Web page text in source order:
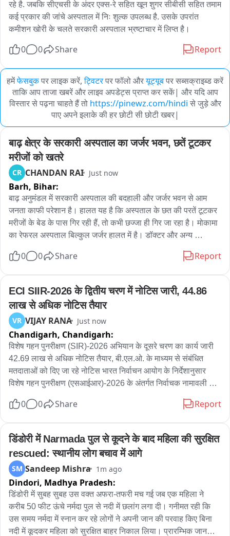
रहे है. जबकि सीएचसी के अंदर एक्स-रे सहित खून शुगर सीबीसी सहित तमाम
कई प्रकार की जांचे अस्पताल में निः शुल्क उपलब्ध है. उसके उपरांत
कमीशन खोरी के चलते सरकारी अस्पताल भ्रष्टाचार में लिप्त है।
0
0 Share Report
हमेंफेसबुकपर लाइक करें, ट्विटरपर फॉलो औरयूट्यूबपर सब्सक्राइब्ड करें
ताकि आप ताजा खबरें और लाइव अपडेट्स प्राप्त कर सकें| और यदि आप
विस्तार से पढ़ना चाहते हैं तो https://pinewz.com/hindi से जुड़े और
पाए अपने इलाके की हर छोटी सी छोटी खबर|
बाढ़ क्षेत्र के सरकारी अस्पताल का जर्जर भवन, छतें टूटकर
मरीजों को खतरे
CR CHANDAN RAI Just now
Barh, Bihar:
बाढ़ अनुमंडल में सरकारी अस्पताल की बदहाली और जर्जर भवन से आम
जनता काफी परेशान है। हालत यह है कि अस्पताल के छत की परतें टूटकर
मरीजों के बेड के पास गिर रही हैं, तो कभी छज्जा ही गिर जा रहा है। मोकामा
का रेफरल अस्पताल बिल्कुल जर्जर हालत में है। डॉक्टर और अन्य
मजबूर हैं। बारिश में स्थिति और बदतर हो जाती है। अस्पताल में हर जगह से
तक में फ़ैल जाती है। वहीं पंखे के आस पास का प्लास्टर गिर जाने से उसके
कभी भी नीचे गिर जाने का खतरा बना रहता है। प्रभारी चिकित्सा
पदाधिकारी डॉ वैद्यनाथ कुमार ने बताया कि अधिकारियों को कई बार जर्जर
भवन की हालत की जानकारी दी गई, लेकिन आज तक कोई ध्यान नहीं दिया
गया। हाल में एक मरीज और एक्सरे टेक्निशियन पर भी छज्जा टूटकर गिर
गया था। आए दिन छत का प्लास्टर टूट कर किसी न किसी पर गिरता रहता
है। अस्पताल की लचर हालत और खंडहर भवन को लेकर मरीजों ने भी कई
बार शिकायत की। अस्पताल की दयनीय स्थिति से लोगों में काफ़ी आक्रोश
है। ऐसे में स्वास्थ्य विभाग के सारे दावे खोखले साबित हो रहे हैं। बाइट - डॉ
टेक्निशियन(जख़्मी)
0 0 Share Report
ECI SIIR-2026 के द्वितीय चरण में नोटिस जारी, 44.86
लाख से अधिक नोटिस तैयार
VR VIJAY RANA Just now
Chandigarh, Chandigarh:
विशेष गहन पुनरीक्षण (SIR)-2026 अभियान के दूसरे चरण का कार्य जारी
42.69 लाख से अधिक नोटिस तैयार, बी.एल.ओ. के माध्यम से संबंधित
मतदाताओं को दिए जा रहे नोटिस भारत निर्वाचन आयोग के निर्देशानुसार
विशेष गहन पुनरीक्षण (एसआईआर)-2026 के अंतर्गत निर्वाचक नामावली को
तहत सत्यापन से शेष (Unmapped) मतदाताओं व विभिन्न प्रकार की
हरियाणा के मुख्य निर्वाचन अधिकारी ए. श्रीनिवास ने बताया कि 31 जुलाई
2026 तक कुल 44,86,035 नोटिस जनरेट किए जाने थे जिनमें से अब तक
42,69,239 नोटिस तैयार किए जा चुके हैं। संबंधित मतदाताओं को ये
नोटिस बूथ लेवल अधिकारियों (बीएलओ) के माध्यम से भेजे जा रहे हैं तथा शेष
मामलों में भी नोटिस जारी करने की प्रक्रिया तेजी से जारी है। वहीं, 5
अगस्त 2026 तक फॉर्म-6 के 8,942, फॉर्म-7 के 194 तथा फॉर्म-8 के
8,294 आवेदन प्राप्त हुए हैं। विशेष गहन पुनरीक्षण अभियान के दौरान बूथ
लेवल अधिकारियों (बीएलओ) द्वारा घर-घर जाकर सत्यापन, प्रपत्रों का
वितरण एवं संग्रहण, दावों और आपत्तियों का निस्तारण सहित विभिन्न
0 0 Share Report
डिंडोरी में Narmada पुल से कूदने के बाद महिला की सुरक्षित
rescued: स्थानीय लोग बचाव में आगे
SM Sandeep Mishra 1m ago
Dindori, Madhya Pradesh:
डिंडोरी में सुबह सुबह उस वक्त अफरा-तफरी मच गई जब एक महिला ने
करीब 50 फीट ऊंचे नर्मदा पुल से नदी में छलांग लगा दी। गनीमत रही कि
उस समय नर्मदा में स्नान कर रहे लोगों ने अपनी जान की परवाह किए बिना
नदी में कूदकर महिला को सुरक्षित बाहर निकाल लिया। प्रारम्भिक जानकारी